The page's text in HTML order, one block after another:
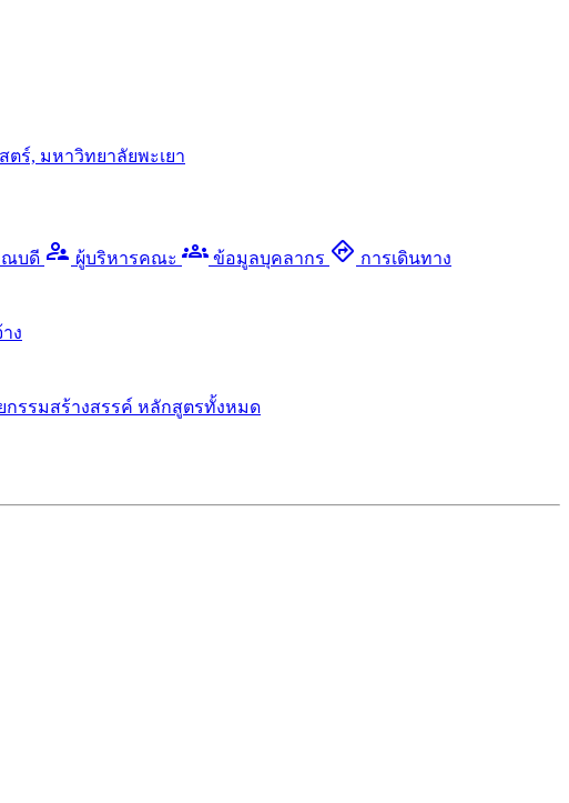
ร์, มหาวิทยาลัยพะเยา
ณบดี supervisor_account ผู้บริหารคณะ groups ข้อมูลบุคลากร directions การเดินทาง
ง
รรมสร้างสรรค์ หลักสูตรทั้งหมด